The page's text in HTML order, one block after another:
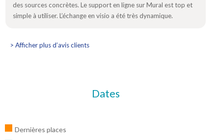
des sources concrètes. Le support en ligne sur Mural est top et
simple à utiliser. L’échange en visio a été très dynamique.
> Afficher plus d’avis clients
Dates
Dernières places